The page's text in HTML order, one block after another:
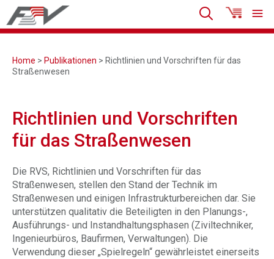
Home > Publikationen > Richtlinien und Vorschriften für das
Straßenwesen
Richtlinien und Vorschriften
für das Straßenwesen
Die RVS, Richtlinien und Vorschriften für das
Straßenwesen, stellen den Stand der Technik im
Straßenwesen und einigen Infrastrukturbereichen dar. Sie
unterstützen qualitativ die Beteiligten in den Planungs-,
Ausführungs- und Instandhaltungsphasen (Ziviltechniker,
Ingenieurbüros, Baufirmen, Verwaltungen). Die
Verwendung dieser „Spielregeln“ gewährleistet einerseits